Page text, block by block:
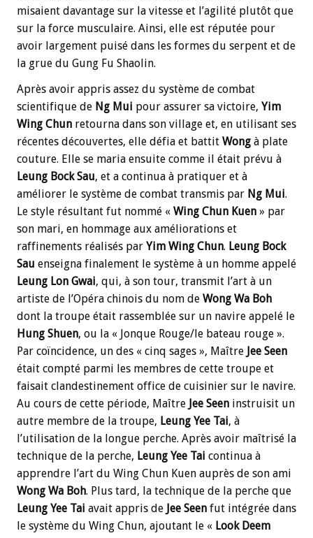
misaient davantage sur la vitesse et l’agilité plutôt que
sur la force musculaire. Ainsi, elle est réputée pour
avoir largement puisé dans les formes du serpent et de
la grue du Gung Fu Shaolin.
Après avoir appris assez du système de combat
scientifique de Ng Mui pour assurer sa victoire, Yim
Wing Chun retourna dans son village et, en utilisant ses
récentes découvertes, elle défia et battit Wong à plate
couture. Elle se maria ensuite comme il était prévu à
Leung Bock Sau, et a continua à pratiquer et à
améliorer le système de combat transmis par Ng Mui.
Le style résultant fut nommé « Wing Chun Kuen » par
son mari, en hommage aux améliorations et
raffinements réalisés par Yim Wing Chun. Leung Bock
Sau enseigna finalement le système à un homme appelé
Leung Lon Gwai, qui, à son tour, transmit l’art à un
artiste de l’Opéra chinois du nom de Wong Wa Boh
dont la troupe était rassemblée sur un navire appelé le
Hung Shuen, ou la « Jonque Rouge/le bateau rouge ».
Par coïncidence, un des « cinq sages », Maître Jee Seen
était compté parmi les membres de cette troupe et
faisait clandestinement office de cuisinier sur le navire.
Au cours de cette période, Maître Jee Seen instruisit un
autre membre de la troupe, Leung Yee Tai, à
l’utilisation de la longue perche. Après avoir maîtrisé la
technique de la perche, Leung Yee Tai continua à
apprendre l’art du Wing Chun Kuen auprès de son ami
Wong Wa Boh. Plus tard, la technique de la perche que
Leung Yee Tai avait appris de Jee Seen fut intégrée dans
le système du Wing Chun, ajoutant le « LookDeem